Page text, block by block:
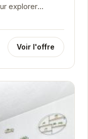
explorer
permet un
Voir l'offre